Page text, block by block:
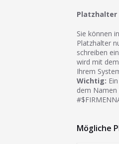
Platzhalter
Sie können
Platzhalter
schreiben
wird mit
Ihrem
Wichtig:
dem Namen
Mögliche